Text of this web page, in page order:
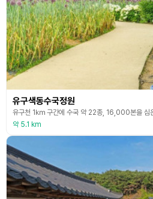
유구색동수국정원
약 5.1 km